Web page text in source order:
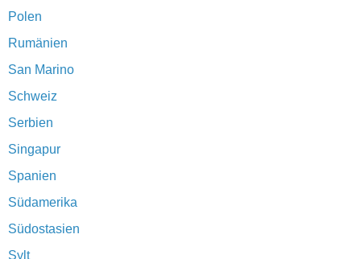
Polen
Rumänien
San Marino
Schweiz
Serbien
Singapur
Spanien
Südamerika
Südostasien
Sylt